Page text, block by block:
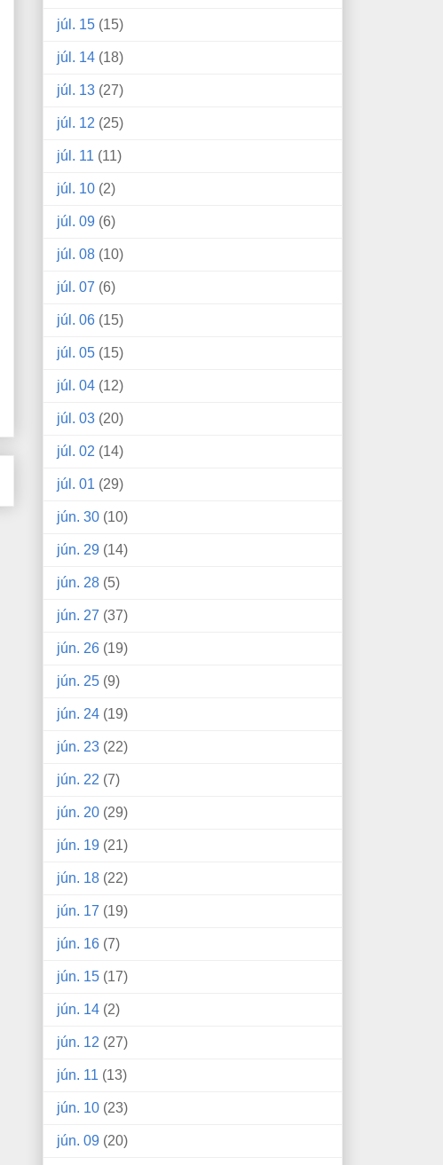
júl. 15 (15)
júl. 14 (18)
júl. 13 (27)
júl. 12 (25)
júl. 11 (11)
júl. 10 (2)
júl. 09 (6)
júl. 08 (10)
júl. 07 (6)
júl. 06 (15)
júl. 05 (15)
júl. 04 (12)
júl. 03 (20)
júl. 02 (14)
júl. 01 (29)
jún. 30 (10)
jún. 29 (14)
jún. 28 (5)
jún. 27 (37)
jún. 26 (19)
jún. 25 (9)
jún. 24 (19)
jún. 23 (22)
jún. 22 (7)
jún. 20 (29)
jún. 19 (21)
jún. 18 (22)
jún. 17 (19)
jún. 16 (7)
jún. 15 (17)
jún. 14 (2)
jún. 12 (27)
jún. 11 (13)
jún. 10 (23)
jún. 09 (20)